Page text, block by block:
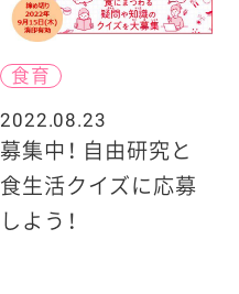
食育
2022.08.23
募集中！ 自由研究と
食生活クイズに応募
しよう！